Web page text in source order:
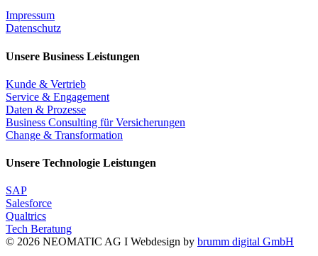
Impressum
Datenschutz
Unsere Business Leistungen
Kunde & Vertrieb
Service & Engagement
Daten & Prozesse
Business Consulting für Versicherungen
Change & Transformation
Unsere Technologie Leistungen
SAP
Salesforce
Qualtrics
Tech Beratung
© 2026 NEOMATIC AG I Webdesign by brumm digital GmbH